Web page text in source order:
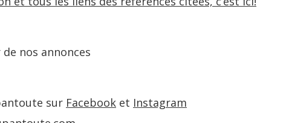
nos annonces
sur Facebook et Instagram